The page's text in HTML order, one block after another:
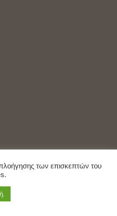
πλοήγησης των επισκεπτών του